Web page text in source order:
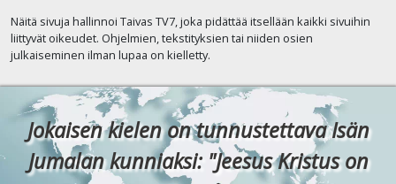
Näitä sivuja hallinnoi Taivas TV7, joka pidättää itsellään kaikki sivuihin
liittyvät oikeudet. Ohjelmien, tekstityksien tai niiden osien
julkaiseminen ilman lupaa on kielletty.
Jokaisen kielen on tunnustettava Isän
Jumalan kunniaksi: "Jeesus Kristus on